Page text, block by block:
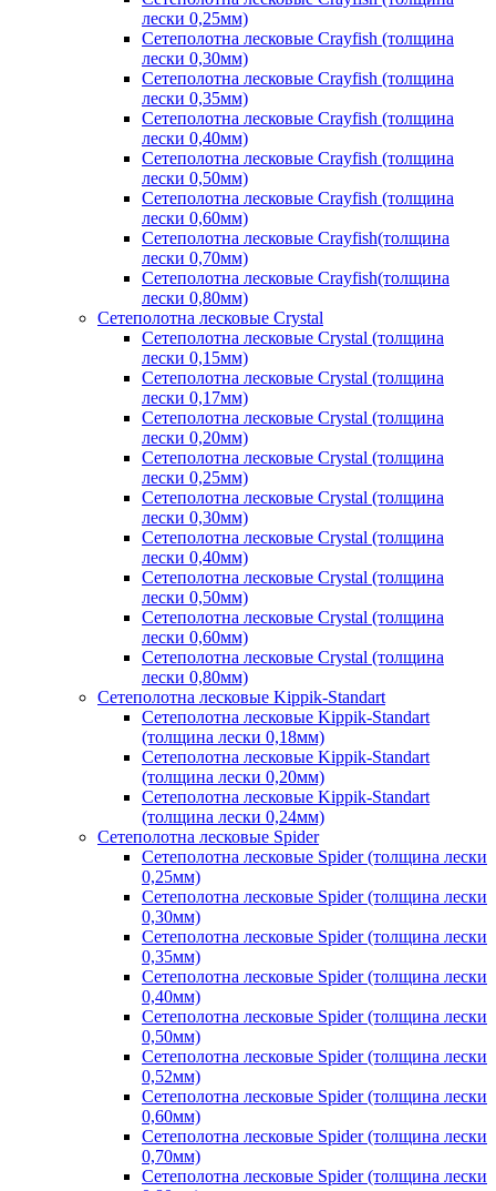
лески 0,25мм)
Сетеполотна лесковые Crayfish (толщина
лески 0,30мм)
Сетеполотна лесковые Crayfish (толщина
лески 0,35мм)
Сетеполотна лесковые Crayfish (толщина
лески 0,40мм)
Сетеполотна лесковые Crayfish (толщина
лески 0,50мм)
Сетеполотна лесковые Crayfish (толщина
лески 0,60мм)
Сетеполотна лесковые Crayfish(толщина
лески 0,70мм)
Сетеполотна лесковые Crayfish(толщина
лески 0,80мм)
Сетеполотна лесковые Crystal
Сетеполотна лесковые Crystal (толщина
лески 0,15мм)
Сетеполотна лесковые Crystal (толщина
лески 0,17мм)
Сетеполотна лесковые Crystal (толщина
лески 0,20мм)
Сетеполотна лесковые Crystal (толщина
лески 0,25мм)
Сетеполотна лесковые Crystal (толщина
лески 0,30мм)
Сетеполотна лесковые Crystal (толщина
лески 0,40мм)
Сетеполотна лесковые Crystal (толщина
лески 0,50мм)
Сетеполотна лесковые Crystal (толщина
лески 0,60мм)
Сетеполотна лесковые Crystal (толщина
лески 0,80мм)
Сетеполотна лесковые Kippik-Standart
Сетеполотна лесковые Kippik-Standart
(толщина лески 0,18мм)
Сетеполотна лесковые Kippik-Standart
(толщина лески 0,20мм)
Сетеполотна лесковые Kippik-Standart
(толщина лески 0,24мм)
Сетеполотна лесковые Spider
Сетеполотна лесковые Spider (толщина лески
0,25мм)
Сетеполотна лесковые Spider (толщина лески
0,30мм)
Сетеполотна лесковые Spider (толщина лески
0,35мм)
Сетеполотна лесковые Spider (толщина лески
0,40мм)
Сетеполотна лесковые Spider (толщина лески
0,50мм)
Сетеполотна лесковые Spider (толщина лески
0,52мм)
Сетеполотна лесковые Spider (толщина лески
0,60мм)
Сетеполотна лесковые Spider (толщина лески
0,70мм)
Сетеполотна лесковые Spider (толщина лески